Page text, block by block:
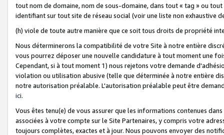
tout nom de domaine, nom de sous-domaine, dans tout « tag » ou
identifiant sur tout site de réseau social (voir une liste non exhaustive
(h) viole de toute autre manière que ce soit tous droits de propriété
Nous déterminerons la compatibilité de votre Site à notre entière
vous pourrez déposer une nouvelle candidature à tout moment une
Cependant, si à tout moment 1) nous rejetons votre demande
violation ou utilisation abusive (telle que déterminée à notre entière
notre autorisation préalable. L'autorisation préalable peut être
ici.
Vous êtes tenu(e) de vous assurer que les informations contenues
associées à votre compte sur le Site Partenaires, y compris votre
toujours complètes, exactes et à jour. Nous pouvons envoyer des